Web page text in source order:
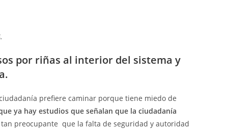
por riñas al interior del sistema y
prefiere caminar porque tiene miedo de
ya hay estudios que señalan que la ciudadanía
tan preocupante que la falta de seguridad y autoridad